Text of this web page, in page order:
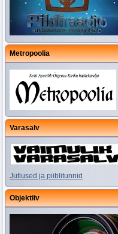
Metropoolia
Varasalv
Jutlused ja piiblitunnid
Objektiiv